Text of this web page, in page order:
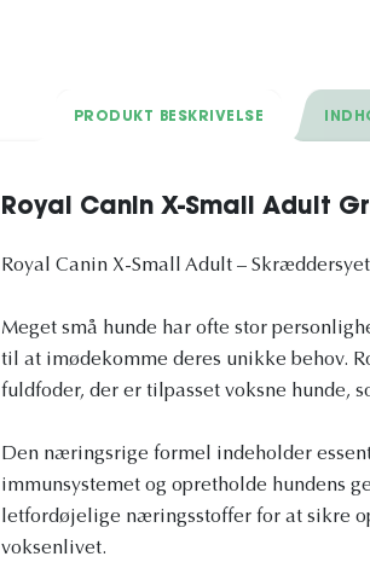
PRODUKT BESKRIVELSE
Royal Canin X-Small Adult
Royal Canin X-Small Adult –
Meget små hunde har ofte stor
til at imødekomme deres unikke behov.
fuldfoder, der er tilpasset voksne hunde,
Den næringsrige formel indeholder
immunsystemet og opretholde hundens
letfordøjelige næringsstoffer for at sikre
voksenlivet.